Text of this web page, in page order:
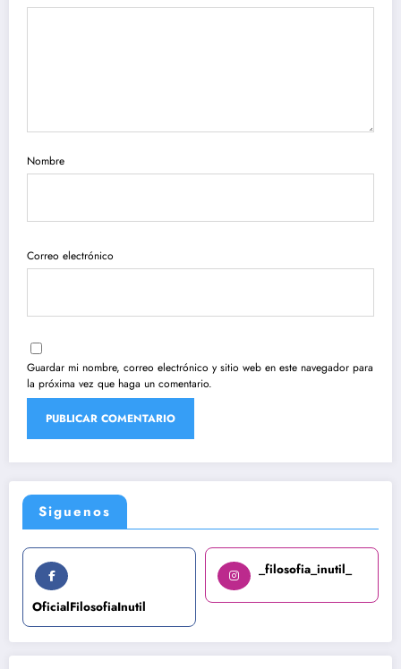
Nombre
Correo electrónico
Guardar mi nombre, correo electrónico y sitio web en este navegador para
la próxima vez que haga un comentario.
Siguenos
OficialFilosofiaInutil
_filosofia_inutil_